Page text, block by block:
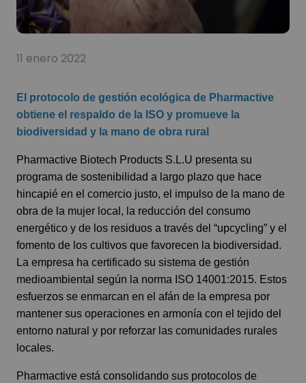
11 enero 2022
El protocolo de gestión ecológica de Pharmactive
obtiene el respaldo de la ISO y promueve la
biodiversidad y la mano de obra rural
Pharmactive Biotech Products S.L.U presenta su
programa de sostenibilidad a largo plazo que hace
hincapié en el comercio justo, el impulso de la mano de
obra de la mujer local, la reducción del consumo
energético y de los residuos a través del “upcycling” y el
fomento de los cultivos que favorecen la biodiversidad.
La empresa ha certificado su sistema de gestión
medioambiental según la norma ISO 14001:2015. Estos
esfuerzos se enmarcan en el afán de la empresa por
mantener sus operaciones en armonía con el tejido del
entorno natural y por reforzar las comunidades rurales
locales.
Pharmactive está consolidando sus protocolos de